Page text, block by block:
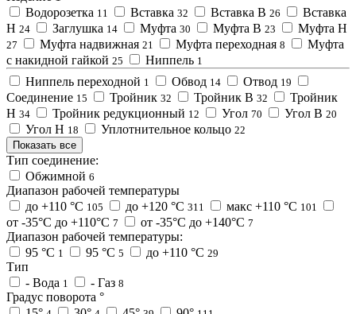
Водорозетка 11 Вставка 32 Вставка В 26
Вставка
Н 24 Заглушка 14 Муфта 30 Муфта В 23 Муфта Н
27 Муфта надвижная 21 Муфта переходная 8
Муфта
с накидной гайкой 25 Ниппель 1
Ниппель переходной 1 Обвод 14 Отвод 19
Соединение 15 Тройник 32 Тройник В 32
Тройник
Н 34 Тройник редукционный 12 Угол 70 Угол В 20
Угол Н 18 Уплотнительное кольцо 22
Показать все
Тип соединение:
Обжимной 6
Диапазон рабочей температуры
до +110 °C 105 до +120 °C 311 макс +110 °C 101
от -35°C до +110°C 7 от -35°C до +140°C 7
Диапазон рабочей температуры:
95 °C 1 95 °C 5 до +110 °C 29
Тип
- Вода 1 - Газ 8
Градус поворота °